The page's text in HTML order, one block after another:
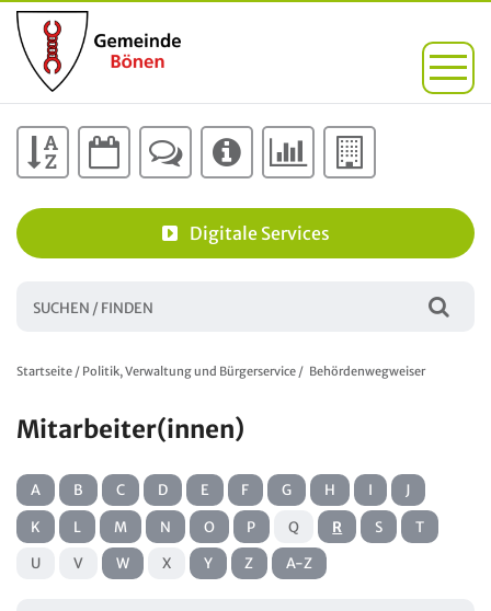
Digitale Services
Startseite / Politik, Verwaltung und Bürgerservice / Behördenwegweiser
Mitarbeiter(innen)
A B C D E F G H I
J
K
L M N O P Q R S
T
U
V W X Y Z A-Z